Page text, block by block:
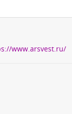
www.arsvest.ru/